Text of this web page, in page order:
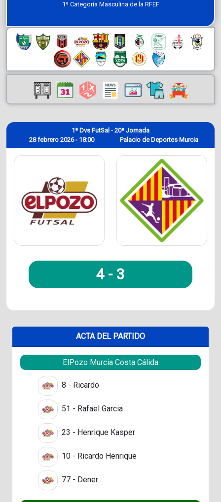
1ª Categoría Masculina de la RFEF
28 febrero 2026 - 18:00
1ª Dvs FutSal - 20ª Jornada
Palacio de Deportes Murcia
4 - 3
ACTA DEL PARTIDO
ElPozo Murcia Costa Cálida
8 - Ricardo
51 - Rafael Garcia
23 - Henrique Kasper
10 - Ricardo Henrique
77 - Dener